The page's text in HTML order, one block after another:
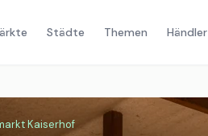
Städte Themen Händler
Kaiserhof